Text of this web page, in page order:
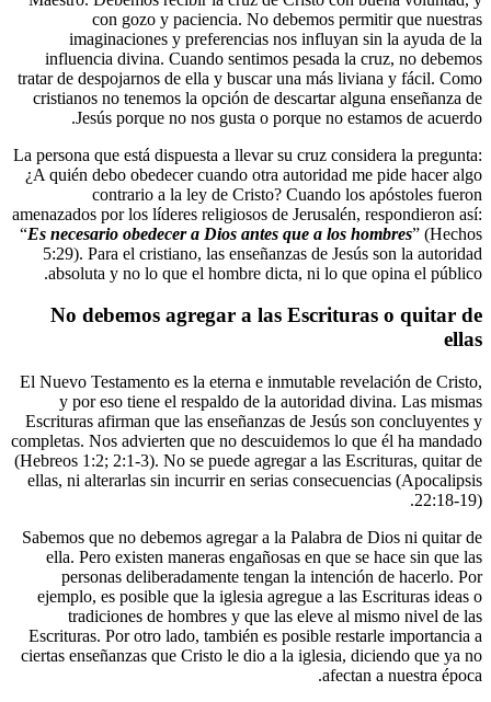
con gozo y paciencia. No
imaginaciones y preferencias nos
influencia divina. Cuando sentimos
tratar de despojarnos de ella y buscar una
cristianos no tenemos la opción de
Jesús porque no nos gusta o
La persona que está dispuesta a llevar su
¿A quién debo obedecer cuando otra
contrario a la ley de Cristo?
amenazados por los líderes religiosos de
“ Es necesario obedecer a Dios antes que
5:29). Para el cristiano, las enseñanzas
absoluta y no lo que el hombre dicta,
No debemos agregar a las
El Nuevo Testamento es la eterna e
y por eso tiene el respaldo de la
Escrituras afirman que las enseñanzas de
completas. Nos advierten que no
(Hebreos 1:2; 2:1-3). No se puede agregar
ellas, ni alterarlas sin incurrir en serias
Sabemos que no debemos agregar a la
ella. Pero existen maneras engañosas
personas deliberadamente tengan
ejemplo, es posible que la iglesia
tradiciones de hombres y que las
Escrituras. Por otro lado, también es
ciertas enseñanzas que Cristo le dio a la